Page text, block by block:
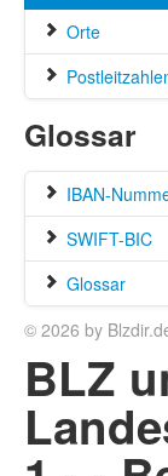
Orte
Glossar
IBAN-
SWIFT-BIC
Glossar
© 2026 by
BLZ